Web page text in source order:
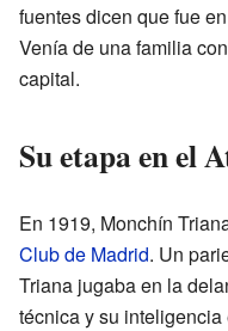
fuentes dicen que fue en
Venía de una familia
capital.
Su etapa en el
En 1919, Monchín
Club de Madrid. Un
Triana jugaba en la
técnica y su inteligencia